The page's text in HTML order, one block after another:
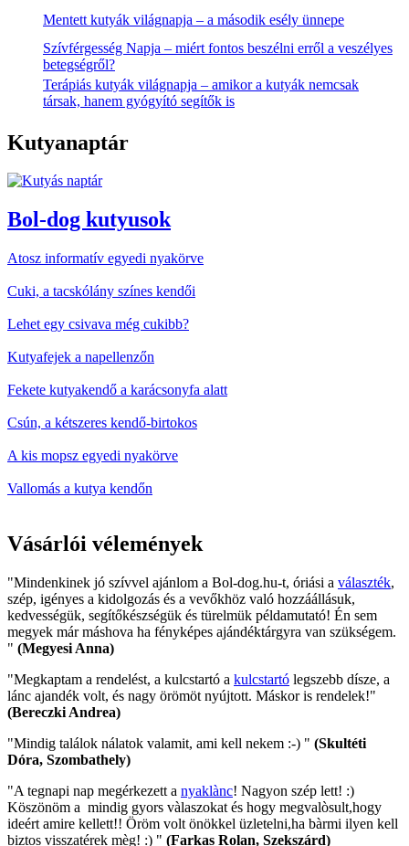
Mentett kutyák világnapja – a második esély ünnepe
Szívférgesség Napja – miért fontos beszélni erről a veszélyes
betegségről?
Terápiás kutyák világnapja – amikor a kutyák nemcsak
társak, hanem gyógyító segítők is
Kutyanaptár
Bol-dog kutyusok
Atosz informatív egyedi nyakörve
Cuki, a tacskólány színes kendői
Lehet egy csivava még cukibb?
Kutyafejek a napellenzőn
Fekete kutyakendő a karácsonyfa alatt
Csún, a kétszeres kendő-birtokos
A kis mopsz egyedi nyakörve
Vallomás a kutya kendőn
Vásárlói vélemények
"Mindenkinek jó szívvel ajánlom a Bol-dog.hu-t, óriási a választék,
szép, igényes a kidolgozás és a vevőkhöz való hozzáállásuk,
kedvességük, segítőkészségük és türelmük példamutató! Én sem
megyek már máshova ha fényképes ajándéktárgyra van szükségem.
" (Megyesi Anna)
"Megkaptam a rendelést, a kulcstartó a kulcstartó legszebb dísze, a
lánc ajandék volt, és nagy örömöt nyújtott. Máskor is rendelek!"
(Bereczki Andrea)
"Mindig találok nálatok valamit, ami kell nekem :-) " (Skultéti
Dóra, Szombathely)
"A tegnapi nap megérkezett a nyaklànc! Nagyon szép lett! :)
Köszönöm a mindig gyors vàlaszokat és hogy megvalòsult,hogy
ideért amire kellett!! Öröm volt önökkel üzletelni,ha bàrmi ilyen kell
biztos visszatérek mèg! :) " (Farkas Rolan, Szekszárd)